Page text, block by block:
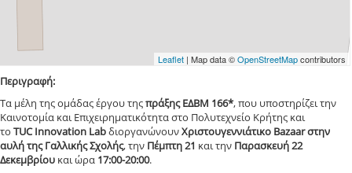
Leaflet| Map data ©OpenStreetMapcontributors
Περιγραφή:
Τα μέλη της ομάδας έργου τηςπράξης ΕΔΒΜ 166*,που υποστηρίζει την
Καινοτομία και Επιχειρηματικότητα στο Πολυτεχνείο Κρήτης και
το TUC Innovation LabδιοργανώνουνΧριστουγεννιάτικο Bazaar στην
αυλή της Γαλλικής Σχολής, την Πέμπτη 21 και την Παρασκευή22
Δεκεμβρίου και ώρα 17:00-20:00.